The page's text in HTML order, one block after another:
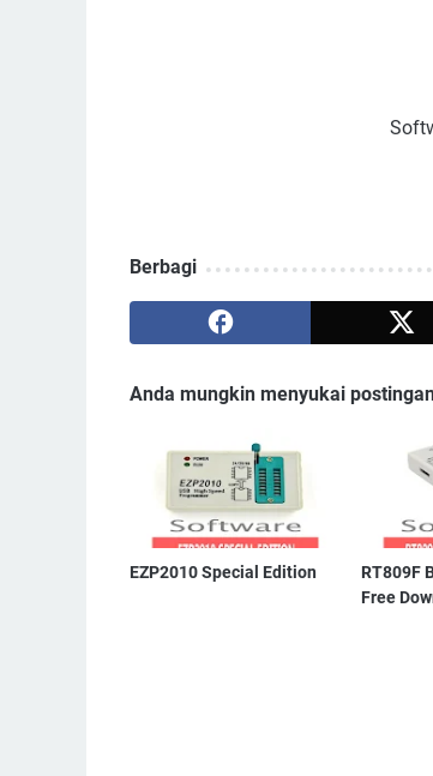
Berbagi
Anda mungkin menyukai
EZP2010 Special Edition
RT809F
Free